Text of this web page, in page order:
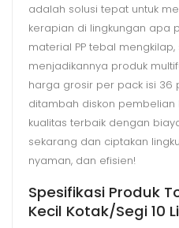
adalah solusi tepat untuk
kerapian di lingkungan apa
material PP tebal
menjadikannya produk
harga grosir per pack isi 36
ditambah diskon
kualitas terbaik dengan
sekarang dan ciptakan
nyaman, dan efisien!
Spesifikasi Produk
Kecil Kotak/Segi 10